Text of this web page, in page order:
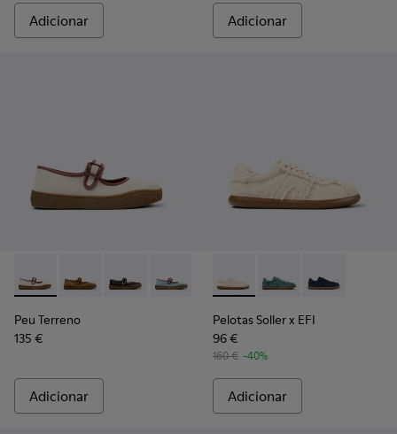
Adicionar Adicionar
Peu Terreno - K201825-006 - Bailarinas bege em camurça
Peu Terreno - K201825-010
Peu Terreno - K201825-009
Peu Terreno - K201825-008
Peu Terreno - K201825-007 -
Peu Terreno - K201825-
Peu Terreno -
Peu Terreno
135 €
Adicionar
Pelotas Soller x EFI -
Pelotas Soller x EFI -
Pelotas Soller
Pelotas Soller x EFI
96 €
160 € -40%
Adicionar